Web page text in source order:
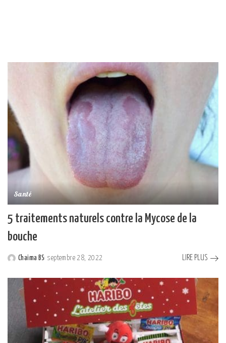
Santé
5 traitements naturels contre la Mycose de la
bouche
Posted
by
Chaima BS septembre 28, 2022 LIRE PLUS